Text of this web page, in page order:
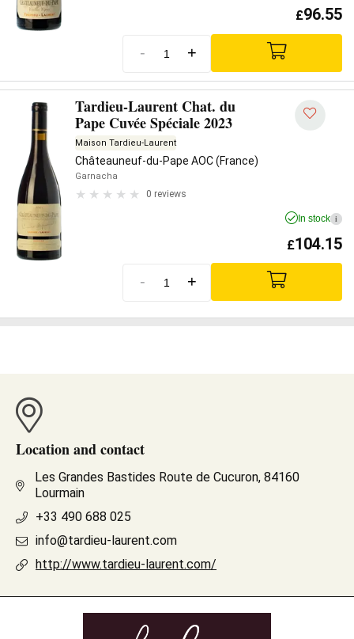
£96.55
- +
Tardieu-Laurent Chat. du
Pape Cuvée Spéciale 2023
Maison Tardieu-Laurent
Châteauneuf-du-Pape AOC (France)
Garnacha
0 reviews
In stock i
£104.15
- +
Location and contact
Les Grandes Bastides Route de Cucuron, 84160
Lourmain
+33 490 688 025
info@tardieu-laurent.com
http://www.tardieu-laurent.com/